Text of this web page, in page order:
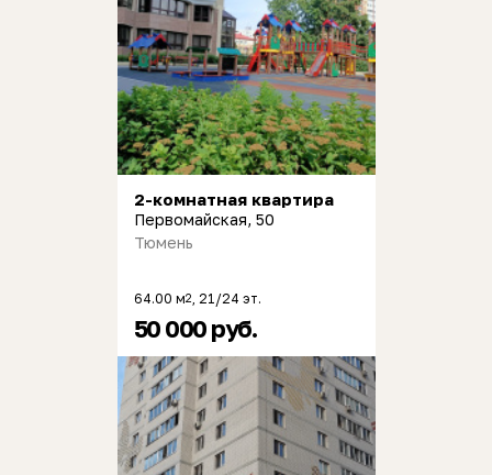
2-комнатная квартира
Первомайская, 50
Тюмень
64.00 м2 , 21/24 эт.
50 000 руб.